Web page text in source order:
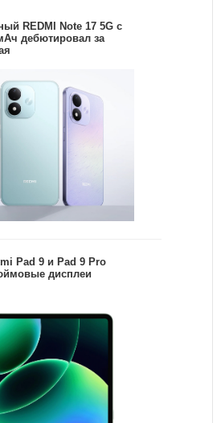
REDMI Note 17 5G с
дебютировал за
Pad 9 и Pad 9 Pro
дисплеи